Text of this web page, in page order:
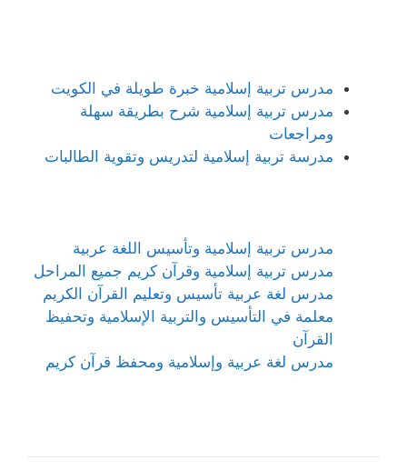
مدرس تربية إسلامية خبرة طويلة في الكويت
مدرس تربية إسلامية شرح بطريقة سهلة
ومراجعات
مدرسة تربية إسلامية لتدريس وتقوية الطالبات
مدرس تربية إسلامية وتأسيس اللغة عربية
مدرس تربية إسلامية وقرآن كريم جميع المراحل
مدرس لغة عربية تأسيس وتعليم القرآن الكريم
معلمة في التأسيس والتربية الإسلامية وتحفيظ
القرآن
مدرس لغة عربية وإسلامية ومحفظ قرآن كريم